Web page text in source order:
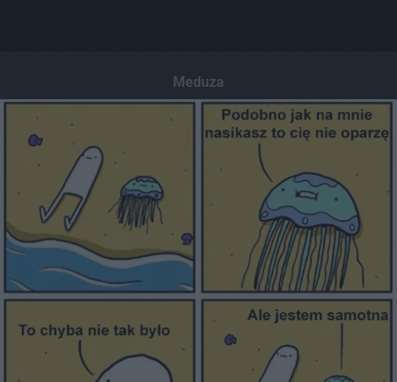
Meduza